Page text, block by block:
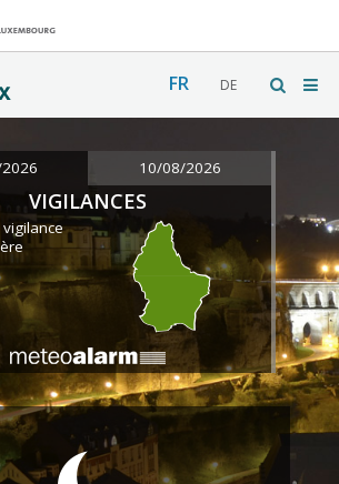
FR DE
10/08/2026
VIGILANCES